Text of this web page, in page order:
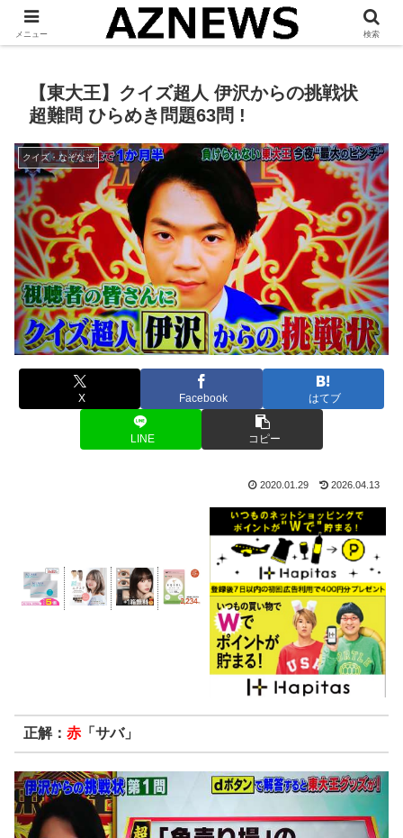
「 見たい・役立つ・面白い 」をお伝えします。
【東大王】クイズ超人 伊沢からの挑戦状
超難問 ひらめき問題63問 !
クイズ・なぞなぞ
X Facebook はてブ
LINE コピー
2020.01.29 2026.04.13
正解： 赤「サバ」
メニュー 検索